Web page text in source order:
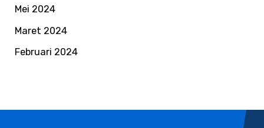
Mei 2024
Maret 2024
Februari 2024